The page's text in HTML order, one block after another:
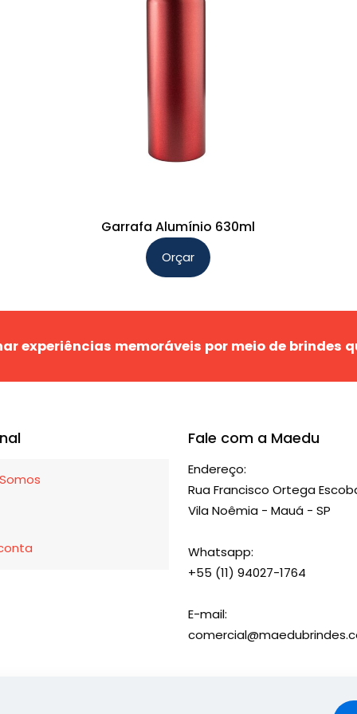
Garrafa Alumínio 630ml
Orçar
Este
tem
variantes.
experiências memoráveis por meio de brindes
Fale com a Maedu
Endereço:
Rua Francisco Ortega
Vila Noêmia - Mauá - SP
Whatsapp:
+55 (11) 94027-1764
E-mail: